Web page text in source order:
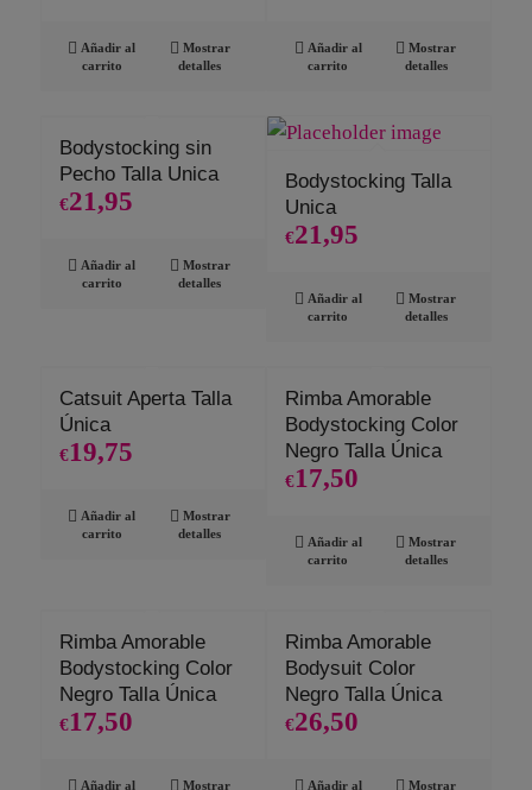
Añadir al
carrito
Mostrar
detalles
Añadir al
carrito
Mostrar
detalles
Bodystocking sin
Pecho Talla Unica
€21,95
Añadir al
carrito
Mostrar
detalles
Bodystocking Talla
Unica
€21,95
Añadir al
carrito
Mostrar
detalles
Catsuit Aperta Talla
Única
€19,75
Añadir al
carrito
Mostrar
detalles
Rimba Amorable
Bodystocking Color
Negro Talla Única
€17,50
Añadir al
carrito
Mostrar
detalles
Rimba Amorable
Bodystocking Color
Negro Talla Única
€17,50
Añadir al
Mostrar
Rimba Amorable
Bodysuit Color
Negro Talla Única
€26,50
Añadir al
Mostrar